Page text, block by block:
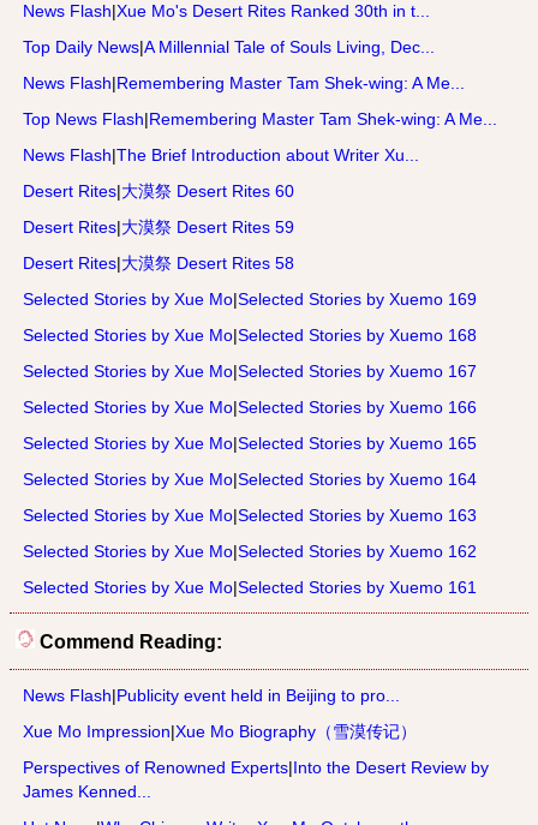
News Flash|Xue Mo's Desert Rites Ranked 30th in t...
Top Daily News|A Millennial Tale of Souls Living, Dec...
News Flash|Remembering Master Tam Shek-wing: A Me...
Top News Flash|Remembering Master Tam Shek-wing: A Me...
News Flash|The Brief Introduction about Writer Xu...
Desert Rites|大漠祭 Desert Rites 60
Desert Rites|大漠祭 Desert Rites 59
Desert Rites|大漠祭 Desert Rites 58
Selected Stories by Xue Mo|Selected Stories by Xuemo 169
Selected Stories by Xue Mo|Selected Stories by Xuemo 168
Selected Stories by Xue Mo|Selected Stories by Xuemo 167
Selected Stories by Xue Mo|Selected Stories by Xuemo 166
Selected Stories by Xue Mo|Selected Stories by Xuemo 165
Selected Stories by Xue Mo|Selected Stories by Xuemo 164
Selected Stories by Xue Mo|Selected Stories by Xuemo 163
Selected Stories by Xue Mo|Selected Stories by Xuemo 162
Selected Stories by Xue Mo|Selected Stories by Xuemo 161
Commend Reading:
News Flash|Publicity event held in Beijing to pro...
Xue Mo Impression|Xue Mo Biography（雪漠传记）
Perspectives of Renowned Experts|Into the Desert Review by
James Kenned...